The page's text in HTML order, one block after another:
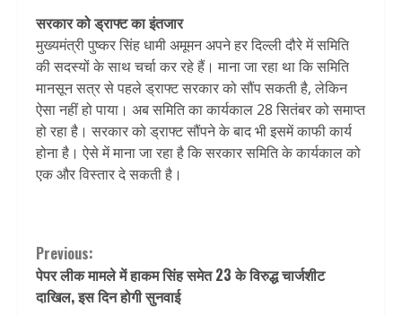
सरकार को ड्राफ्ट का इंतजार
मुख्यमंत्री पुष्कर सिंह धामी अमूमन अपने हर दिल्ली दौरे में समिति
की सदस्यों के साथ चर्चा कर रहे हैं। माना जा रहा था कि समिति
मानसून सत्र से पहले ड्राफ्ट सरकार को सौंप सकती है, लेकिन
ऐसा नहीं हो पाया। अब समिति का कार्यकाल 28 सितंबर को समाप्त
हो रहा है। सरकार को ड्राफ्ट सौंपने के बाद भी इसमें काफी कार्य
होना है। ऐसे में माना जा रहा है कि सरकार समिति के कार्यकाल को
एक और विस्तार दे सकती है।
Continue
Reading
Previous:
पेपर लीक मामले में हाकम सिंह समेत 23 के विरुद्ध चार्जशीट
दाखिल, इस दिन होगी सुनवाई